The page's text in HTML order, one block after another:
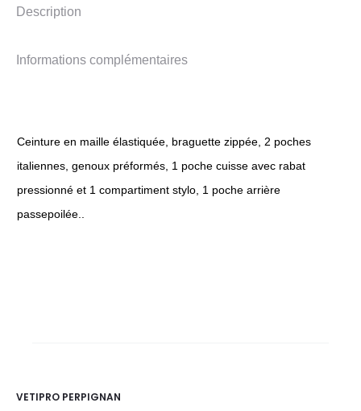
Description
Informations complémentaires
Ceinture en maille élastiquée, braguette zippée, 2 poches
italiennes, genoux préformés, 1 poche cuisse avec rabat
pressionné et 1 compartiment stylo, 1 poche arrière
passepoilée..
VETIPRO PERPIGNAN